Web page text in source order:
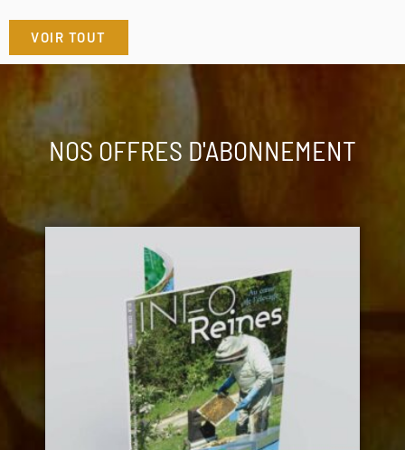
VOIR TOUT
NOS OFFRES D'ABONNEMENT